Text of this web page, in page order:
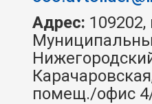
Адрес: 109202,
помещ./офис